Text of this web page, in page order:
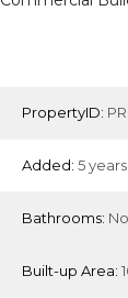
PropertyID:
Added: 5
Bathrooms:
Built-up Area: